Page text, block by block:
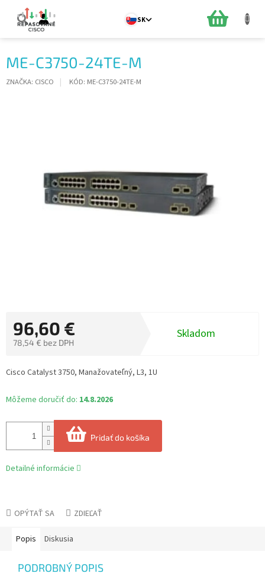
obsah
SK
ME-C3750-24TE-M
ZNAČKA: CISCO KÓD: ME-C3750-24TE-M
96,60 €
78,54 € bez DPH
cena:
Skladom
Môžeme doručiť do: 14.8.2026
Pridať do košíka
Cisco Catalyst 3750, Manažovateľný, L3, 1U
Detailné informácie
OPÝTAŤ SA ZDIEĽAŤ
Popis Diskusia
PODROBNÝ POPIS